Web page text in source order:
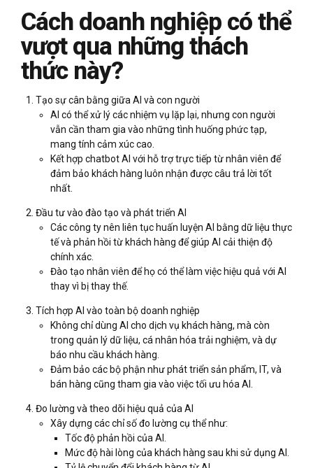
Cách doanh nghiệp có thể
vượt qua những thách
thức này?
Tạo sự cân bằng giữa AI và con người
AI có thể xử lý các nhiệm vụ lặp lại, nhưng con người
vẫn cần tham gia vào những tình huống phức tạp,
mang tính cảm xúc cao.
Kết hợp chatbot AI với hỗ trợ trực tiếp từ nhân viên để
đảm bảo khách hàng luôn nhận được câu trả lời tốt
nhất.
Đầu tư vào đào tạo và phát triển AI
Các công ty nên liên tục huấn luyện AI bằng dữ liệu thực
tế và phản hồi từ khách hàng để giúp AI cải thiện độ
chính xác.
Đào tạo nhân viên để họ có thể làm việc hiệu quả với AI
thay vì bị thay thế.
Tích hợp AI vào toàn bộ doanh nghiệp
Không chỉ dùng AI cho dịch vụ khách hàng, mà còn
trong quản lý dữ liệu, cá nhân hóa trải nghiệm, và dự
báo nhu cầu khách hàng.
Đảm bảo các bộ phận như phát triển sản phẩm, IT, và
bán hàng cũng tham gia vào việc tối ưu hóa AI.
Đo lường và theo dõi hiệu quả của AI
Xây dựng các chỉ số đo lường cụ thể như:
Tốc độ phản hồi của AI.
Mức độ hài lòng của khách hàng sau khi sử dụng AI.